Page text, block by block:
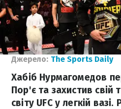
Джерело: The Sports Daily
Хабіб Нурмагомедов
Пор'є та захистив свій
світу UFC у легкій